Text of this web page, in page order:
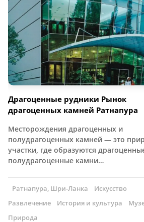
Драгоценные рудники Рынок
драгоценных камней Ратнапура
Месторождения драгоценных и
полудрагоценных камней — это
участки, где образуются
полудрагоценные камни…
Ратнапура, Шри-Ланка
Искусство
Развлечение
История и культура
Природа